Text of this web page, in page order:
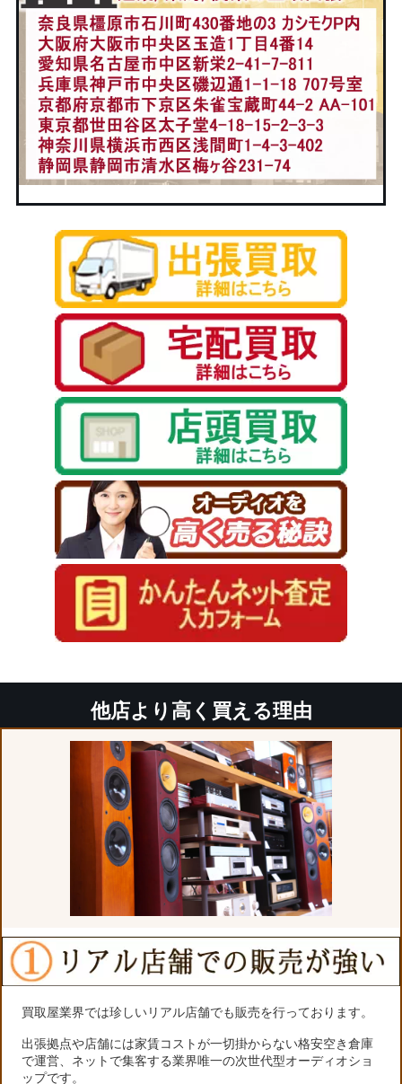
他店より高く買える理由
買取屋業界では珍しいリアル店舗でも販売を行っております。
出張拠点や店舗には家賃コストが一切掛からない格安空き倉庫
で運営、ネットで集客する業界唯一の次世代型オーディオショ
ップです。